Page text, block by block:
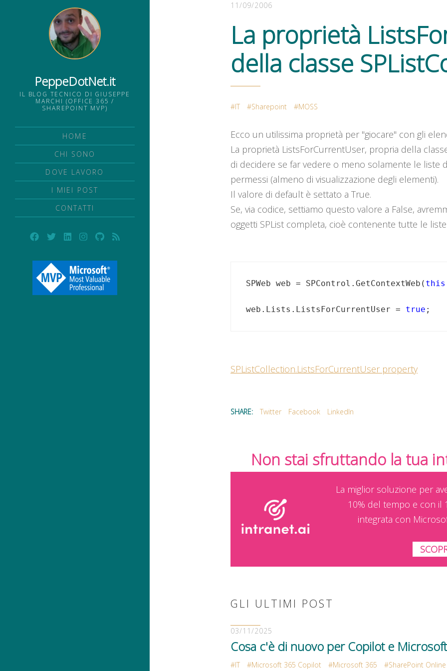
PeppeDotNet.it
IL BLOG TECNICO DI GIUSEPPE
MARCHI (OFFICE 365 /
SHAREPOINT MVP)
HOME
CHI SONO
DOVE LAVORO
I MIEI POST
CONTATTI
11/09/2006
La proprietà
della classe
IT Sharepoint MOSS
Ecco un utilissima proprietà per "giocare" con gli
La proprietà ListsForCurrentUser, propria della
di decidere se far vedere o meno solamente le liste
permessi (almeno di visualizzazione degli elementi).
Il valore di default è settato a True.
Se, via codice, settiamo questo valore a False,
oggetti SPList completa, cioè contenente tutte le
SPWeb web = SPControl.GetContextWeb( this
web.Lists.ListsForCurrentUser = true ;
SPListCollection.ListsForCurrentUser property
SHARE: Twitter Facebook LinkedIn
Non stai sfruttando la tua
La miglior soluzione per
10% del tempo e con il
integrata con
GLI ULTIMI POST
03/11/2025
Cosa c'è di nuovo per Copilot e
IT Microsoft 365 Copilot Microsoft 365 SharePoint Online